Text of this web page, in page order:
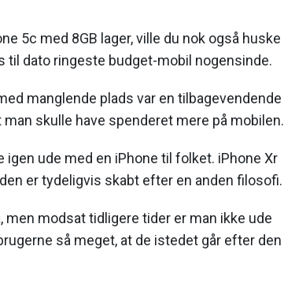
5c med 8GB lager, ville du nok også huske
til dato ringeste budget-mobil nogensinde.
manglende plads var en tilbagevendende
man skulle have spenderet mere på mobilen.
igen ude med en iPhone til folket. iPhone Xr
er tydeligvis skabt efter en anden filosofi.
men modsat tidligere tider er man ikke ude
så meget, at de istedet går efter den